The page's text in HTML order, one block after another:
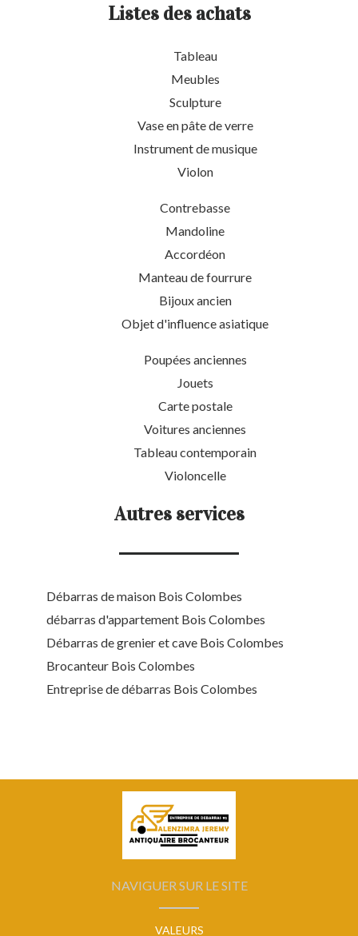
Listes des achats
Tableau
Meubles
Sculpture
Vase en pâte de verre
Instrument de musique
Violon
Contrebasse
Mandoline
Accordéon
Manteau de fourrure
Bijoux ancien
Objet d'influence asiatique
Poupées anciennes
Jouets
Carte postale
Voitures anciennes
Tableau contemporain
Violoncelle
Autres services
Débarras de maison Bois Colombes
débarras d'appartement Bois Colombes
Débarras de grenier et cave Bois Colombes
Brocanteur Bois Colombes
Entreprise de débarras Bois Colombes
NAVIGUER SUR LE SITE
VALEURS